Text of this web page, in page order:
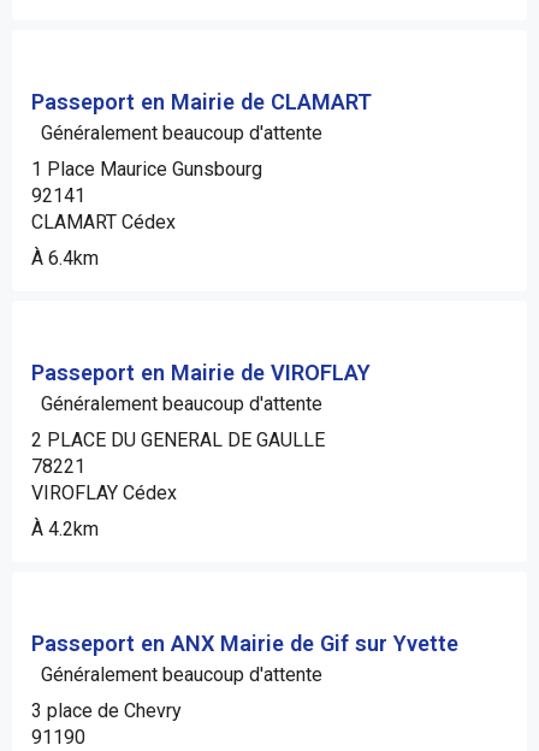
Passeport en Mairie de CLAMART
Généralement beaucoup d'attente
1 Place Maurice Gunsbourg
92141
CLAMART Cédex
À 6.4km
Passeport en Mairie de VIROFLAY
Généralement beaucoup d'attente
2 PLACE DU GENERAL DE GAULLE
78221
VIROFLAY Cédex
À 4.2km
Passeport en ANX Mairie de Gif sur Yvette
Généralement beaucoup d'attente
3 place de Chevry
91190